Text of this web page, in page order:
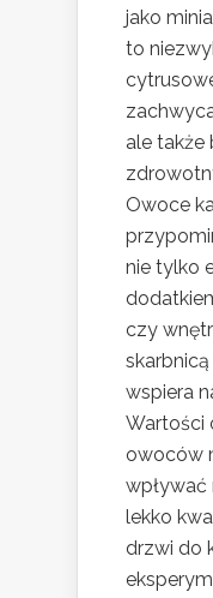
jako
to
ale
Owoce
nie tylko
czy
skarbnicą
wspiera
Wartości
owoców
wpływać
lekko
drzwi do